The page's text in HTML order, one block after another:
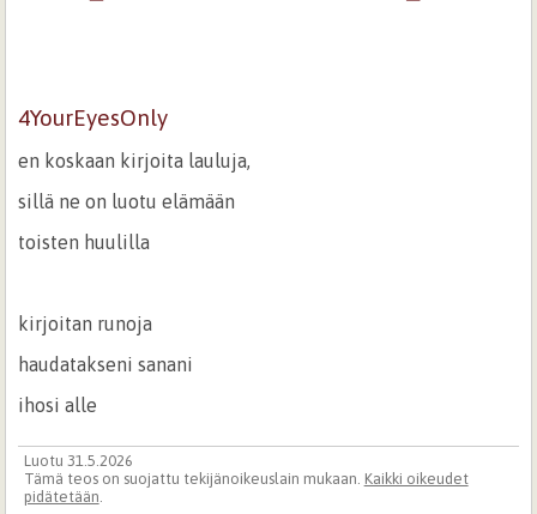
4YourEyesOnly
en koskaan kirjoita lauluja,
sillä ne on luotu elämään
toisten huulilla
kirjoitan runoja
haudatakseni sanani
ihosi alle
Luotu 31.5.2026
Tämä teos on suojattu tekijänoikeuslain mukaan. Kaikki oikeudet
pidätetään